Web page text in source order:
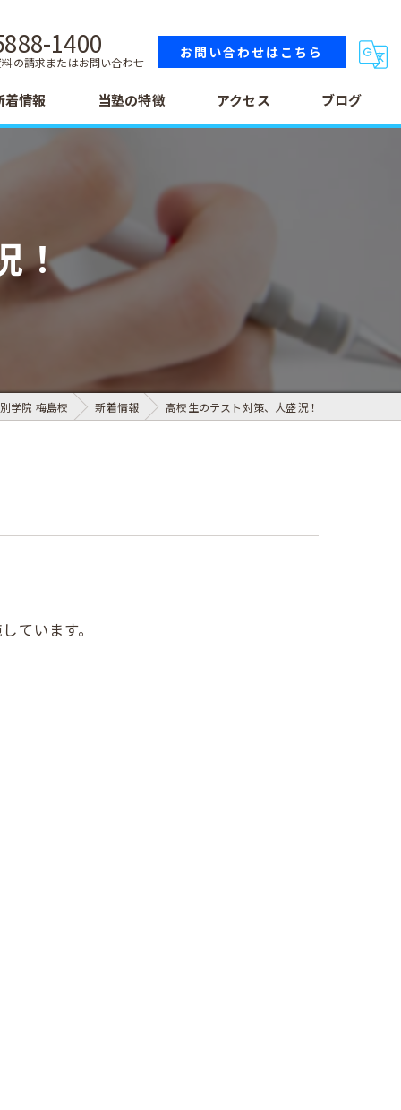
1400
の請求またはお問い合わせ
お問い合わせはこちら
着情報 当塾の特徴
高校生
テスト
アクセス ブログ
！
学院 梅島校 新着情報 高校生のテスト対策、大盛況！
ています。